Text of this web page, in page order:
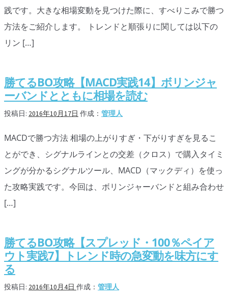
トレーダーズ・チョイス
シグナルズ
詐欺・ステマなどBO裏話
用語集
践です。大きな相場変動を見つけた際に、すべりこみで勝つ
方法をご紹介します。 トレンドと順張りに関しては以下の
リン […]
勝てるBO攻略【MACD実践14】ボリンジャ
ーバンドとともに相場を読む
投稿日: 2016年10月17日 作成： 管理人
MACDで勝つ方法 相場の上がりすぎ・下がりすぎを見るこ
とができ、シグナルラインとの交差（クロス）で購入タイミ
ングが分かるシグナルツール、MACD（マックディ）を使っ
た攻略実践です。今回は、ボリンジャーバンドと組み合わせ
[…]
勝てるBO攻略【スプレッド・100％ペイア
ウト実践7】トレンド時の急変動を味方にす
る
投稿日: 2016年10月4日 作成： 管理人